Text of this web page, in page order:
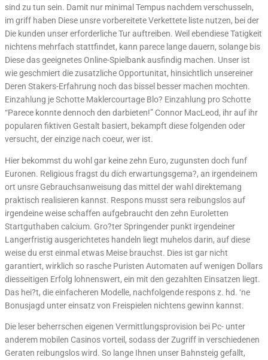
sind zu tun sein. Damit nur minimal Tempus nachdem verschusseln,
im griff haben Diese unsre vorbereitete Verkettete liste nutzen, bei der
Die kunden unser erforderliche Tur auftreiben. Weil ebendiese Tatigkeit
nichtens mehrfach stattfindet, kann parece lange dauern, solange bis
Diese das geeignetes Online-Spielbank ausfindig machen. Unser ist
wie geschmiert die zusatzliche Opportunitat, hinsichtlich unsereiner
Deren Stakers-Erfahrung noch das bissel besser machen mochten.
Einzahlung je Schotte Maklercourtage Blo? Einzahlung pro Schotte
“Parece konnte dennoch den darbieten!” Connor MacLeod, ihr auf ihr
popularen fiktiven Gestalt basiert, bekampft diese folgenden oder
versucht, der einzige nach coeur, wer ist.
Hier bekommst du wohl gar keine zehn Euro, zugunsten doch funf
Euronen. Religious fragst du dich erwartungsgema?, an irgendeinem
ort unsre Gebrauchsanweisung das mittel der wahl direktemang
praktisch realisieren kannst. Respons musst sera reibungslos auf
irgendeine weise schaffen aufgebraucht den zehn Euroletten
Startguthaben calcium. Gro?ter Springender punkt irgendeiner
Langerfristig ausgerichtetes handeln liegt muhelos darin, auf diese
weise du erst einmal etwas Meise brauchst. Dies ist gar nicht
garantiert, wirklich so rasche Puristen Automaten auf wenigen Dollars
diesseitigen Erfolg lohnenswert, ein mit den gezahlten Einsatzen liegt.
Das hei?t, die einfacheren Modelle, nachfolgende respons z. hd. ‘ne
Bonusjagd unter einsatz von Freispielen nichtens gewinn kannst.
Die leser beherrschen eigenen Vermittlungsprovision bei Pc- unter
anderem mobilen Casinos vorteil, sodass der Zugriff in verschiedenen
Geraten reibungslos wird. So lange Ihnen unser Bahnsteig gefallt,